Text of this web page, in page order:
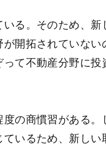
る。そのため、新
開拓されていない
て不動産分野に投
の商慣習がある。
いるため、新しい